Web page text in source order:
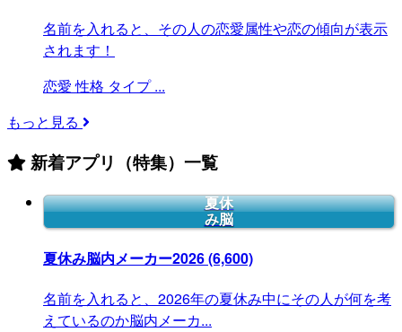
名前を入れると、その人の恋愛属性や恋の傾向が表示
されます！
恋愛 性格 タイプ ...
もっと見る
新着アプリ（特集）一覧
夏休
み脳
夏休み脳内メーカー2026(6,600)
名前を入れると、2026年の夏休み中にその人が何を考
えているのか脳内メーカ...